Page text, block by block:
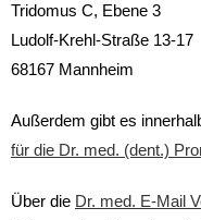
Tridomus C, Ebene 3
Ludolf-Krehl-Straße 13-17
68167 Mannheim
Außerdem gibt es
für die Dr. med. (dent.)
Über die Dr. med. E-Mail